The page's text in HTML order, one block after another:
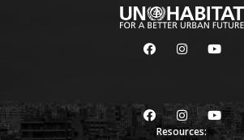
Resources: